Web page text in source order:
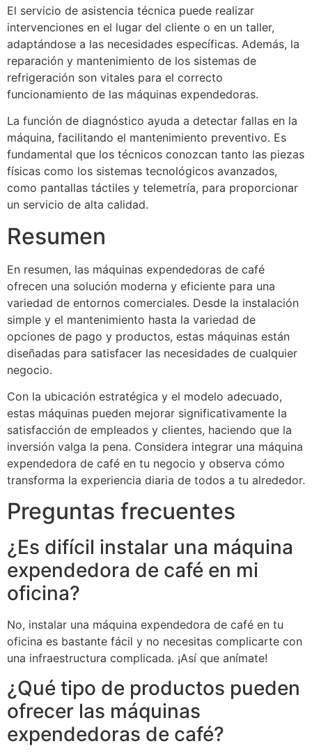
El servicio de asistencia técnica puede realizar
intervenciones en el lugar del cliente o en un taller,
adaptándose a las necesidades específicas. Además, la
reparación y mantenimiento de los sistemas de
refrigeración son vitales para el correcto
funcionamiento de las máquinas expendedoras.
La función de diagnóstico ayuda a detectar fallas en la
máquina, facilitando el mantenimiento preventivo. Es
fundamental que los técnicos conozcan tanto las piezas
físicas como los sistemas tecnológicos avanzados,
como pantallas táctiles y telemetría, para proporcionar
un servicio de alta calidad.
Resumen
En resumen, las máquinas expendedoras de café
ofrecen una solución moderna y eficiente para una
variedad de entornos comerciales. Desde la instalación
simple y el mantenimiento hasta la variedad de
opciones de pago y productos, estas máquinas están
diseñadas para satisfacer las necesidades de cualquier
negocio.
Con la ubicación estratégica y el modelo adecuado,
estas máquinas pueden mejorar significativamente la
satisfacción de empleados y clientes, haciendo que la
inversión valga la pena. Considera integrar una máquina
expendedora de café en tu negocio y observa cómo
transforma la experiencia diaria de todos a tu alrededor.
Preguntas frecuentes
¿Es difícil instalar una máquina
expendedora de café en mi
oficina?
No, instalar una máquina expendedora de café en tu
oficina es bastante fácil y no necesitas complicarte con
una infraestructura complicada. ¡Así que anímate!
¿Qué tipo de productos pueden
ofrecer las máquinas
expendedoras de café?